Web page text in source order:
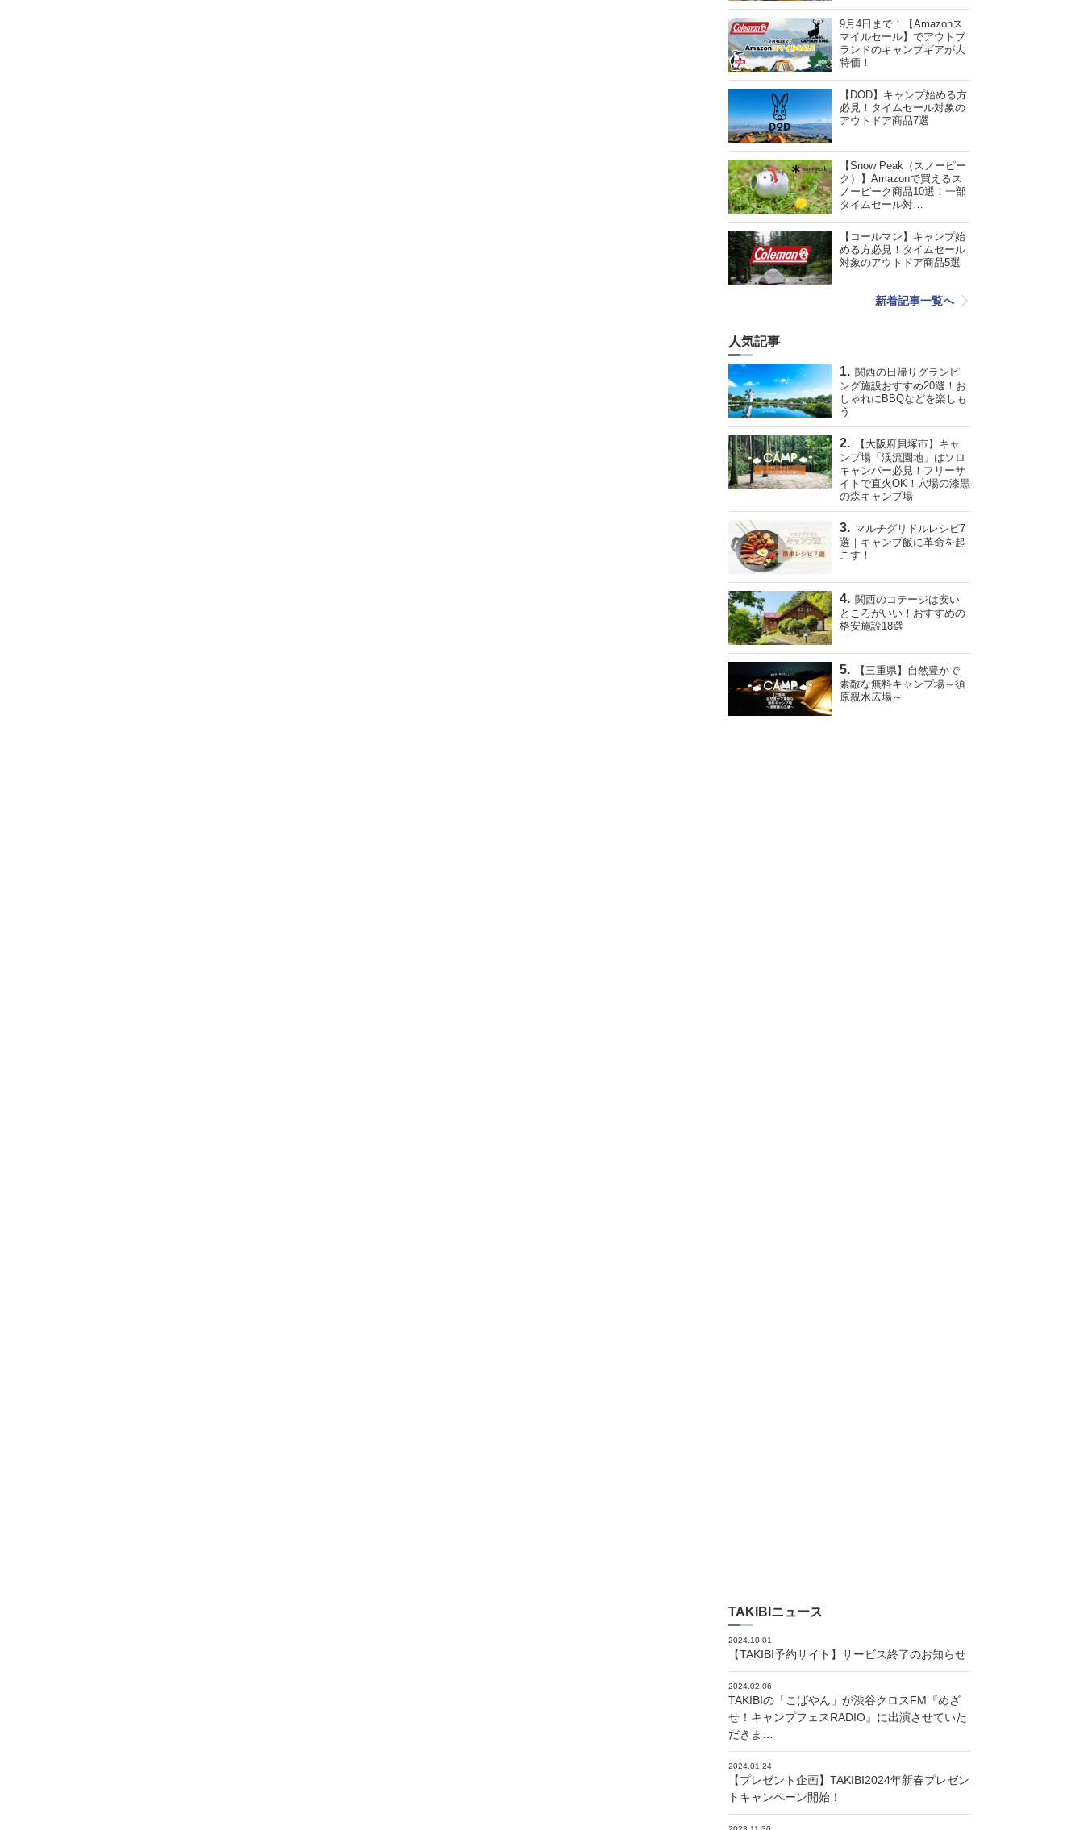
9月4日まで！【Amazonス
マイルセール】でアウトブ
ランドのキャンプギアが大
特価！
【DOD】キャンプ始める方
必見！タイムセール対象の
アウトドア商品7選
【Snow Peak（スノーピー
ク）】Amazonで買えるス
ノーピーク商品10選！一部
タイムセール対…
【コールマン】キャンプ始
める方必見！タイムセール
対象のアウトドア商品5選
新着記事一覧へ
人気記事
関西の日帰りグランピ
ング施設おすすめ20選！お
しゃれにBBQなどを楽しも
う
【大阪府貝塚市】キャ
ンプ場「渓流園地」はソロ
キャンパー必見！フリーサ
イトで直火OK！穴場の漆黒
の森キャンプ場
マルチグリドルレシピ7
選｜キャンプ飯に革命を起
こす！
関西のコテージは安い
ところがいい！おすすめの
格安施設18選
【三重県】自然豊かで
素敵な無料キャンプ場～須
原親水広場～
TAKIBIニュース
2024.10.01
【TAKIBI予約サイト】サービス終了のお知らせ
2024.02.06
TAKIBIの「こばやん」が渋谷クロスFM『めざ
せ！キャンプフェスRADIO』に出演させていた
だきま…
2024.01.24
【プレゼント企画】TAKIBI2024年新春プレゼン
トキャンペーン開始！